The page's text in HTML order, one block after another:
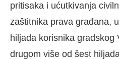
pritisaka i ućutkivanja
zaštitnika prava građana,
hiljada korisnika gradskog
drugom više od šest